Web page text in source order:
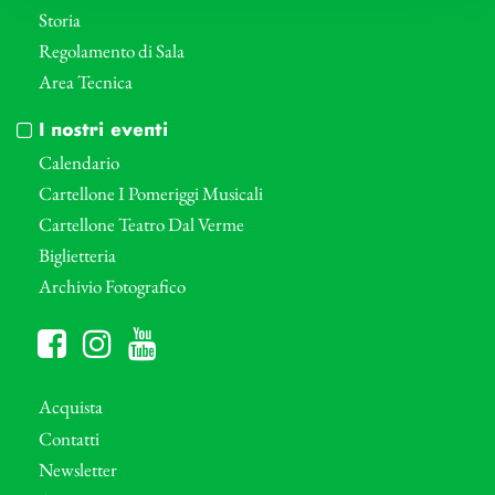
Storia
Regolamento di Sala
Area Tecnica
I nostri eventi
Calendario
Cartellone I Pomeriggi Musicali
Cartellone Teatro Dal Verme
Biglietteria
Archivio Fotografico
Acquista
Contatti
Newsletter